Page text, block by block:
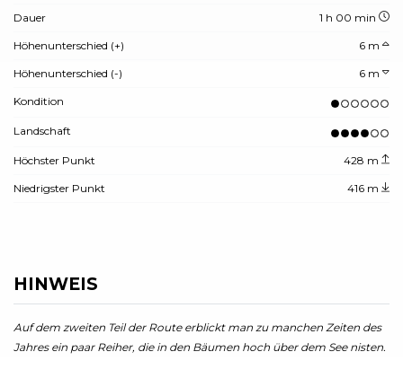
Dauer 1 h 00 min
Höhenunterschied (+) 6 m
Höhenunterschied (-) 6 m
Kondition
Landschaft
Höchster Punkt 428 m
Niedrigster Punkt 416 m
HINWEIS
Auf dem zweiten Teil der Route erblickt man zu manchen Zeiten des
Jahres ein paar Reiher, die in den Bäumen hoch über dem See nisten.